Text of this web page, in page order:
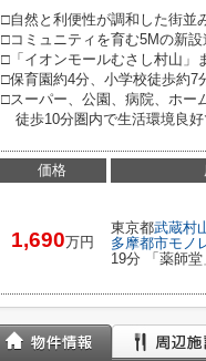
□自然と利便性が調和した街並
□コミュニティを育む5Mの新設
□「イオンモールむさし村山」
□保育園約4分、小学校徒歩約7
□スーパー、公園、病院、ホー
徒歩10分圏内で生活環境良好
価格
1,690万円
東京都武蔵村
多摩都市モノ
19分 「薬師